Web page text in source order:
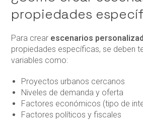
propiedades
Para crear escenarios
propiedades específicas, se deben
variables como:
Proyectos urbanos cercanos
Niveles de demanda y oferta
Factores económicos (tipo de
Factores políticos y fiscales